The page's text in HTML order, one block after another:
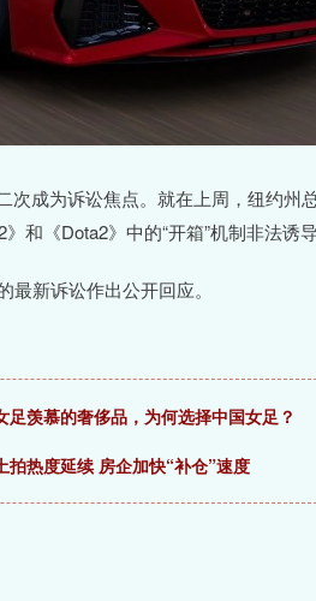
次成为诉讼焦点。就在上周，纽约州
和《Dota2》中的“开箱”机制非法诱
最新诉讼作出公开回应。
足羡慕的奢侈品，为何选择中国女足？
拍热度延续 房企加快“补仓”速度